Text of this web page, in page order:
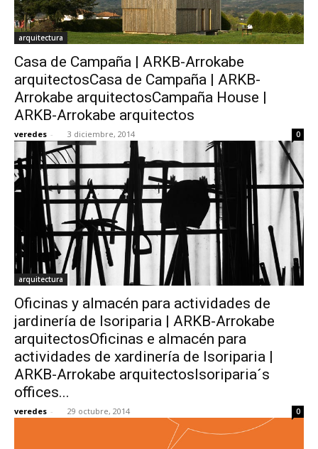
arquitectura
Casa de Campaña | ARKB-Arrokabe
arquitectosCasa de Campaña | ARKB-
Arrokabe arquitectosCampaña House |
ARKB-Arrokabe arquitectos
veredes - 3 diciembre, 2014 0
arquitectura
Oficinas y almacén para actividades de
jardinería de Isoriparia | ARKB-Arrokabe
arquitectosOficinas e almacén para
actividades de xardinería de Isoriparia |
ARKB-Arrokabe arquitectosIsoriparia´s
offices...
veredes - 29 octubre, 2014 0